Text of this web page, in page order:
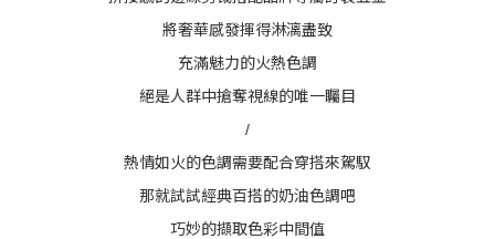
將奢華感發揮得淋漓盡致
充滿魅力的火熱色調
絕是人群中搶奪視線的唯一矚目
/
熱情如火的色調需要配合穿搭來駕馭
那就試試經典百搭的奶油色調吧
巧妙的擷取色彩中間值